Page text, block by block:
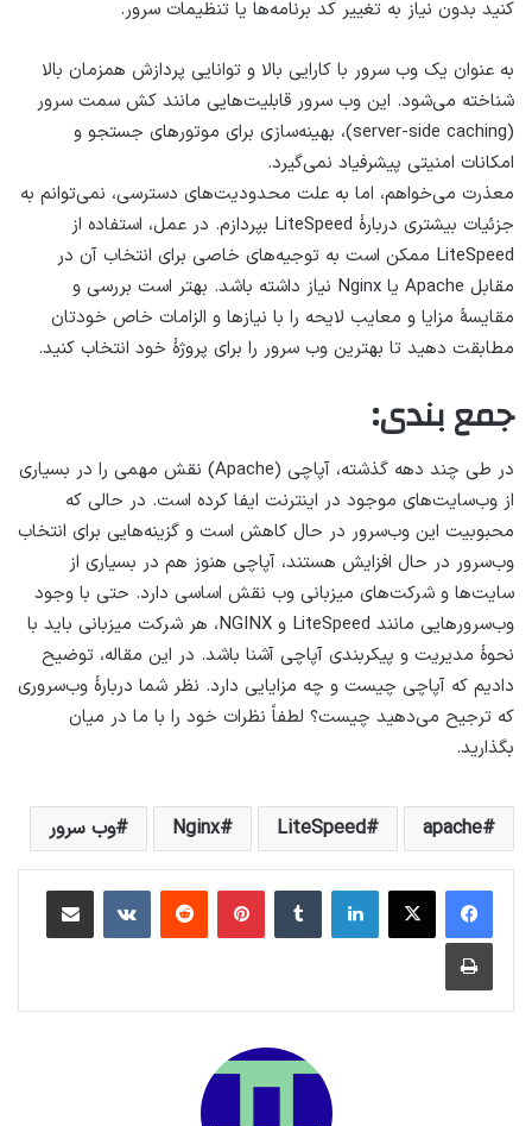
کنید بدون نیاز به تغییر کد برنامه‌ها یا تنظیمات سرور.
به عنوان یک وب سرور با کارایی بالا و توانایی پردازش همزمان بالا
شناخته می‌شود. این وب سرور قابلیت‌هایی مانند کش سمت سرور
(server-side caching)، بهینه‌سازی برای موتورهای جستجو و
امکانات امنیتی پیشرفیاد نمی‌گیرد.
معذرت می‌خواهم، اما به علت محدودیت‌های دسترسی، نمی‌توانم به
جزئیات بیشتری دربارهٔ LiteSpeed بپردازم. در عمل، استفاده از
LiteSpeed ممکن است به توجیه‌های خاصی برای انتخاب آن در
مقابل Apache یا Nginx نیاز داشته باشد. بهتر است بررسی و
مقایسهٔ مزایا و معایب لایحه را با نیازها و الزامات خاص خودتان
مطابقت دهید تا بهترین وب سرور را برای پروژهٔ خود انتخاب کنید.
جمع بندی:
در طی چند دهه گذشته، آپاچی (Apache) نقش مهمی را در بسیاری
از وب‌سایت‌های موجود در اینترنت ایفا کرده است. در حالی که
محبوبیت این وب‌سرور در حال کاهش است و گزینه‌هایی برای انتخاب
وب‌سرور در حال افزایش هستند، آپاچی هنوز هم در بسیاری از
سایت‌ها و شرکت‌های میزبانی وب نقش اساسی دارد. حتی با وجود
وب‌سرورهایی مانند LiteSpeed و NGINX، هر شرکت میزبانی باید با
نحوهٔ مدیریت و پیکربندی آپاچی آشنا باشد. در این مقاله، توضیح
دادیم که آپاچی چیست و چه مزایایی دارد. نظر شما دربارهٔ وب‌سروری
که ترجیح می‌دهید چیست؟ لطفاً نظرات خود را با ما در میان
بگذارید.
apache
LiteSpeed
Nginx وب سرور
لینکداینتامبلر پینتریستReddit
VKontakteاشتراک گذاری با ایمیل
چاپ